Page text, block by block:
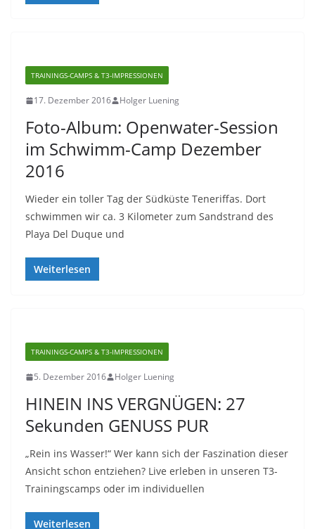
TRAININGS-CAMPS & T3-IMPRESSIONEN
17. Dezember 2016 Holger Luening
Foto-Album: Openwater-Session
im Schwimm-Camp Dezember
2016
Wieder ein toller Tag der Südküste Teneriffas. Dort
schwimmen wir ca. 3 Kilometer zum Sandstrand des
Playa Del Duque und
Weiterlesen
TRAININGS-CAMPS & T3-IMPRESSIONEN
5. Dezember 2016 Holger Luening
HINEIN INS VERGNÜGEN: 27
Sekunden GENUSS PUR
„Rein ins Wasser!“ Wer kann sich der Faszination dieser
Ansicht schon entziehen? Live erleben in unseren T3-
Trainingscamps oder im individuellen
Weiterlesen